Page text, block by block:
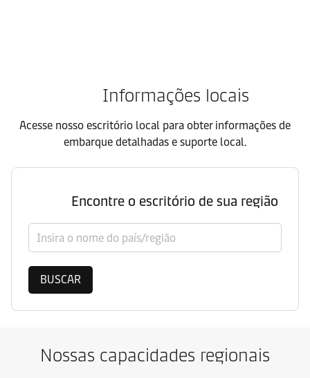
Informações locais
Acesse nosso escritório local para obter informações de
embarque detalhadas e suporte local.
Encontre o escritório de sua região
Selecione o país/região
BUSCAR
Nossas capacidades regionais